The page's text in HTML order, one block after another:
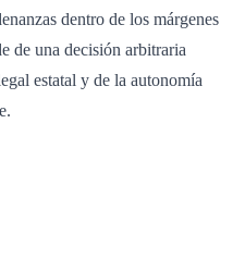
dentro de los márgenes
de una decisión arbitraria
estatal y de la autonomía